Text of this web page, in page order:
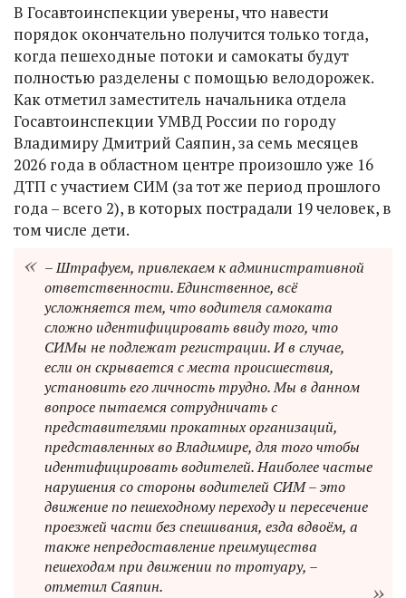
В Госавтоинспекции уверены, что навести
порядок окончательно получится только тогда,
когда пешеходные потоки и самокаты будут
полностью разделены с помощью велодорожек.
Как отметил заместитель начальника отдела
Госавтоинспекции УМВД России по городу
Владимиру Дмитрий Саяпин, за семь месяцев
2026 года в областном центре произошло уже 16
ДТП с участием СИМ (за тот же период прошлого
года – всего 2), в которых пострадали 19 человек, в
том числе дети.
– Штрафуем, привлекаем к административной
ответственности. Единственное, всё
усложняется тем, что водителя самоката
сложно идентифицировать ввиду того, что
СИМы не подлежат регистрации. И в случае,
если он скрывается с места происшествия,
установить его личность трудно. Мы в данном
вопросе пытаемся сотрудничать с
представителями прокатных организаций,
представленных во Владимире, для того чтобы
идентифицировать водителей. Наиболее частые
нарушения со стороны водителей СИМ – это
движение по пешеходному переходу и пересечение
проезжей части без спешивания, езда вдвоём, а
также непредоставление преимущества
пешеходам при движении по тротуару, –
отметил Саяпин.